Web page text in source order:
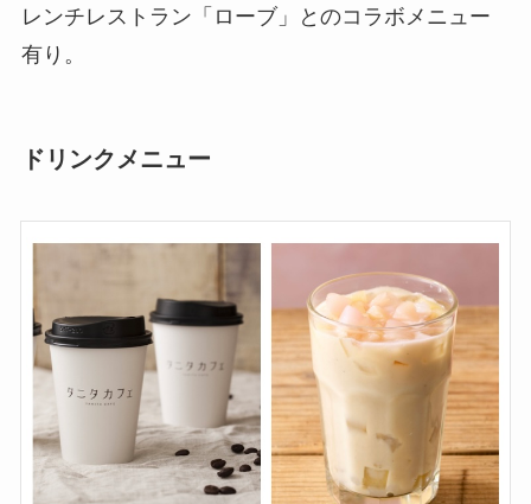
レンチレストラン「ローブ」とのコラボメニュー
有り。
ドリンクメニュー